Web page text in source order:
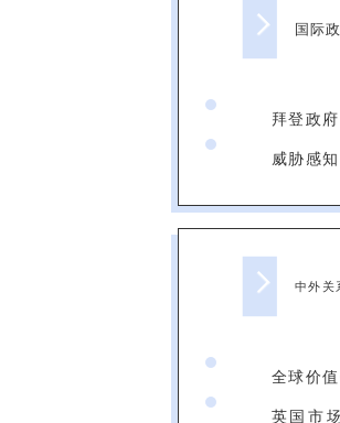
国际
拜登政
威胁感
中外关
全球价
英国市